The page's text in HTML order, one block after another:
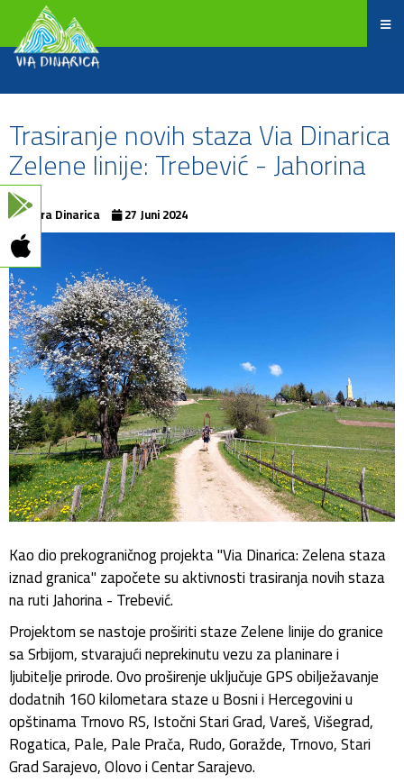
Trasiranje novih staza Via Dinarica
Zelene linije: Trebević - Jahorina
Terra Dinarica 27 Juni 2024
Kao dio prekograničnog projekta "Via Dinarica: Zelena staza
iznad granica" započete su aktivnosti trasiranja novih staza
na ruti Jahorina - Trebević.
Projektom se nastoje proširiti staze Zelene linije do granice
sa Srbijom, stvarajući neprekinutu vezu za planinare i
ljubitelje prirode. Ovo proširenje uključuje GPS obilježavanje
dodatnih 160 kilometara staze u Bosni i Hercegovini u
opštinama Trnovo RS, Istočni Stari Grad, Vareš, Višegrad,
Rogatica, Pale, Pale Prača, Rudo, Goražde, Trnovo, Stari
Grad Sarajevo, Olovo i Centar Sarajevo.